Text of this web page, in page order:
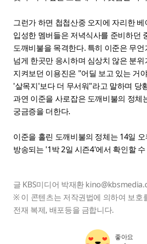
그런가 하면 첩첩산중 오지에 자리한 베
입성한 멤버들은 저녁식사를 준비하던
도깨비불을 목격한다. 특히 이준은 무
넘게 한곳만 응시하며 심상치 않은 분
지켜보던 이용진은 "어딜 보고 있는 거
'살목지'보다 더 무서워"라고 말하며 당
과연 이준을 사로잡은 도깨비불의 정체
궁금증을 더한다.
이준을 홀린 도깨비불의 정체는 14일
방송되는 '1박 2일 시즌4'에서 확인할
글 KBS미디어 박재환
※ 이 콘텐츠는 저작권법에 의하여 보호
전재 복제, 배포등을 금합니다.
좋아요